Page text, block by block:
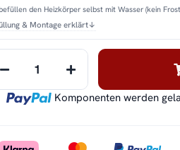
den Heizkörper selbst mit Wasser (kein
& Montage erklärt↓
Komponenten werden